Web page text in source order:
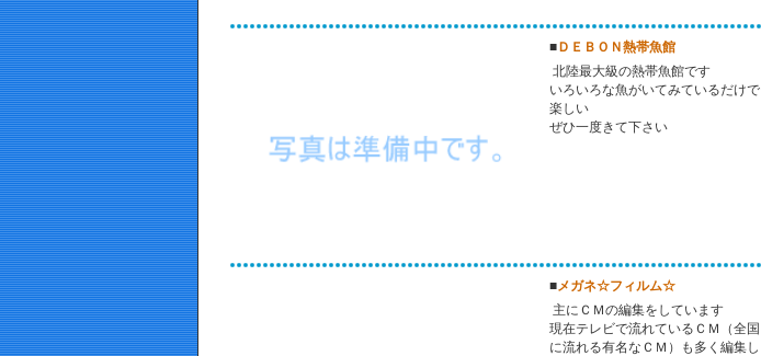
■ ＤＥＢＯＮ熱帯魚館
北陸最大級の熱帯魚館です
いろいろな魚がいてみているだけで
楽しい
ぜひ一度きて下さい
■メガネ☆フィルム☆
主にＣＭの編集をしています
現在テレビで流れているＣＭ（全国
に流れる有名なＣＭ）も多く編集し